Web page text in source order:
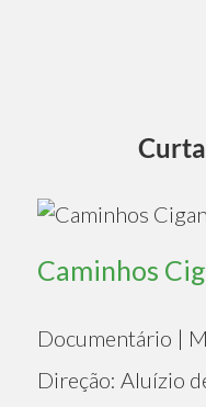
Caminhos
Documentário |
Direção: Aluízio